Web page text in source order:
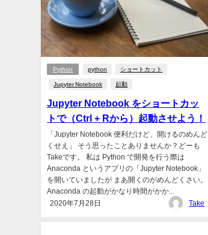
Python python ショートカット
Jupyter Notebook 起動
Jupyter Notebook をショートカッ
トで（Ctrl + Rから）起動させよう！
「Jupyter Notebook 便利だけど、開けるのめんど
くせえ」 そう思ったことありませんか？どーも
Takeです。 私は Python で開発を行う際は
Anaconda というアプリの「Jupyter Notebook」
を開いていましたが まあ開くのがめんどくさい。
Anaconda の起動がかなり時間がかか...
2020年7月28日
Take